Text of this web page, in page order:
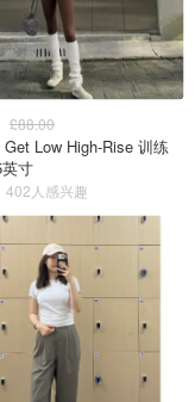
£88.00
Low High-Rise 训练
寸
402人感兴趣